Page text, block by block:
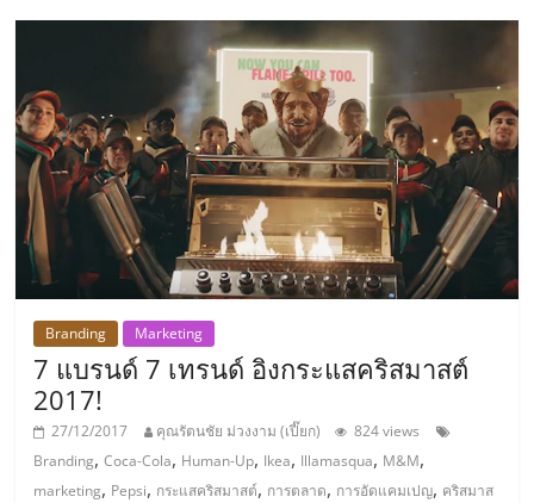
รน
รน
ไชส์
ขาย
หน้า
บ้าน
ลงทุน
น้อย
คืน
ไว,
ปรึกษา
Branding Marketing
7 แบรนด์ 7 เทรนด์ อิงกระแสคริสมาสต์
2017!
27/12/2017 คุณรัตนชัย ม่วงงาม (เปี๊ยก)
824 views
Branding,Coca-Cola, Human-Up, Ikea, Illamasqua, M&M,
marketing, Pepsi, กระแสคริสมาสต์, การตลาด, การอัดแคมเปญ, คริสมาส